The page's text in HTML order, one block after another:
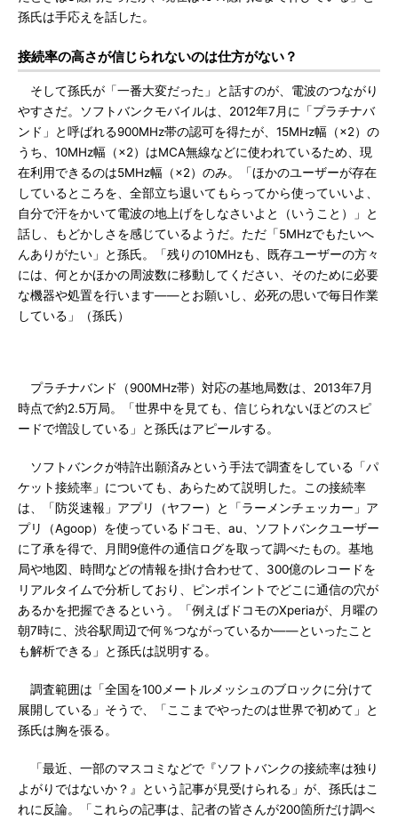
孫氏は手応えを話した。
接続率の高さが信じられないのは仕方がない？
そして孫氏が「一番大変だった」と話すのが、電波のつながり
やすさだ。ソフトバンクモバイルは、2012年7月に「プラチナバ
ンド」と呼ばれる900MHz帯の認可を得たが、15MHz幅（×2）の
うち、10MHz幅（×2）はMCA無線などに使われているため、現
在利用できるのは5MHz幅（×2）のみ。「ほかのユーザーが存在
しているところを、全部立ち退いてもらってから使っていいよ、
自分で汗をかいて電波の地上げをしなさいよと（いうこと）」と
話し、もどかしさを感じているようだ。ただ「5MHzでもたいへ
んありがたい」と孫氏。「残りの10MHzも、既存ユーザーの方々
には、何とかほかの周波数に移動してください、そのために必要
な機器や処置を行います――とお願いし、必死の思いで毎日作業
している」（孫氏）
プラチナバンド（900MHz帯）対応の基地局数は、2013年7月
時点で約2.5万局。「世界中を見ても、信じられないほどのスピ
ードで増設している」と孫氏はアピールする。
ソフトバンクが特許出願済みという手法で調査をしている「パ
ケット接続率」についても、あらためて説明した。この接続率
は、「防災速報」アプリ（ヤフー）と「ラーメンチェッカー」ア
プリ（Agoop）を使っているドコモ、au、ソフトバンクユーザー
に了承を得で、月間9億件の通信ログを取って調べたもの。基地
局や地図、時間などの情報を掛け合わせて、300億のレコードを
リアルタイムで分析しており、ピンポイントでどこに通信の穴が
あるかを把握できるという。「例えばドコモのXperiaが、月曜の
朝7時に、渋谷駅周辺で何％つながっているか――といったこと
も解析できる」と孫氏は説明する。
調査範囲は「全国を100メートルメッシュのブロックに分けて
展開している」そうで、「ここまでやったのは世界で初めて」と
孫氏は胸を張る。
「最近、一部のマスコミなどで『ソフトバンクの接続率は独り
よがりではないか？』という記事が見受けられる」が、孫氏はこ
れに反論。「これらの記事は、記者の皆さんが200箇所だけ調べ